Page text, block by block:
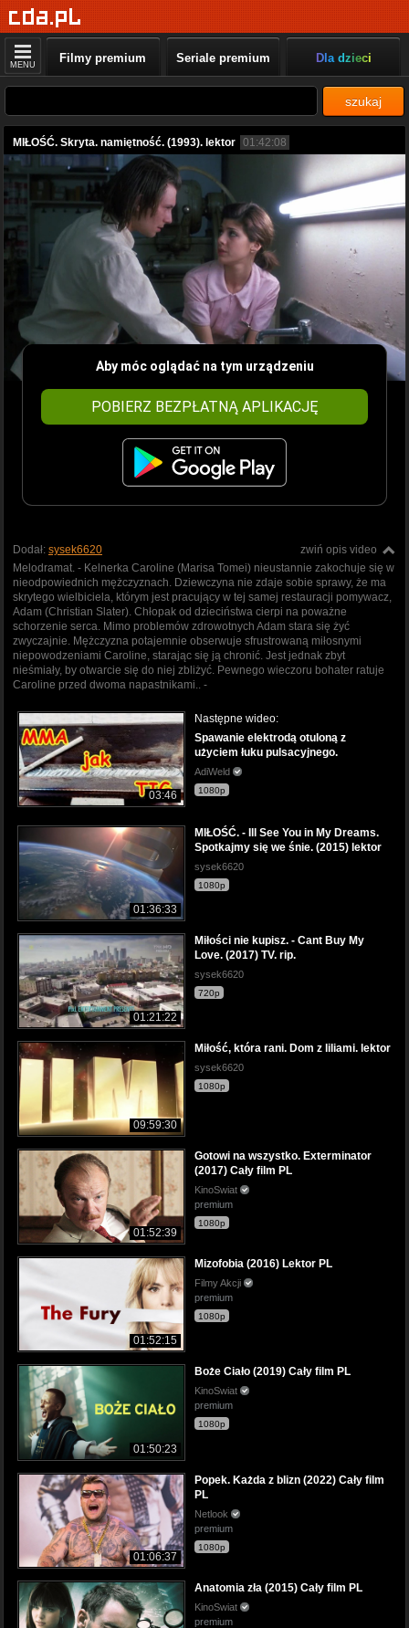
MENU Filmy premium Seriale premium Dla dzieci
szukaj
MIŁOŚĆ. Skryta. namiętność. (1993). lektor 01:42:08
Aby móc oglądać na tym urządzeniu
POBIERZ BEZPŁATNĄ APLIKACJĘ
zwiń opis video
Dodał: sysek6620
Melodramat. - Kelnerka Caroline (Marisa Tomei) nieustannie zakochuje się w
nieodpowiednich mężczyznach. Dziewczyna nie zdaje sobie sprawy, że ma
skrytego wielbiciela, którym jest pracujący w tej samej restauracji pomywacz,
Adam (Christian Slater). Chłopak od dzieciństwa cierpi na poważne
schorzenie serca. Mimo problemów zdrowotnych Adam stara się żyć
zwyczajnie. Mężczyzna potajemnie obserwuje sfrustrowaną miłosnymi
niepowodzeniami Caroline, starając się ją chronić. Jest jednak zbyt
nieśmiały, by otwarcie się do niej zbliżyć. Pewnego wieczoru bohater ratuje
Caroline przed dwoma napastnikami.. -
03:46
Następne wideo:
Spawanie elektrodą otuloną z
użyciem łuku pulsacyjnego.
AdiWeld
1080p
01:36:33
MIŁOŚĆ. - Ill See You in My Dreams.
Spotkajmy się we śnie. (2015) lektor
sysek6620
1080p
01:21:22
Miłości nie kupisz. - Cant Buy My
Love. (2017) TV. rip.
sysek6620
720p
09:59:30
Miłość, która rani. Dom z liliami. lektor
sysek6620
1080p
01:52:39
Gotowi na wszystko. Exterminator
(2017) Cały film PL
KinoSwiat
premium
1080p
01:52:15
Mizofobia (2016) Lektor PL
Filmy Akcji
premium
1080p
01:50:23
Boże Ciało (2019) Cały film PL
KinoSwiat
premium
1080p
01:06:37
Popek. Każda z blizn (2022) Cały film
PL
Netlook
premium
1080p
Anatomia zła (2015) Cały film PL
KinoSwiat
premium